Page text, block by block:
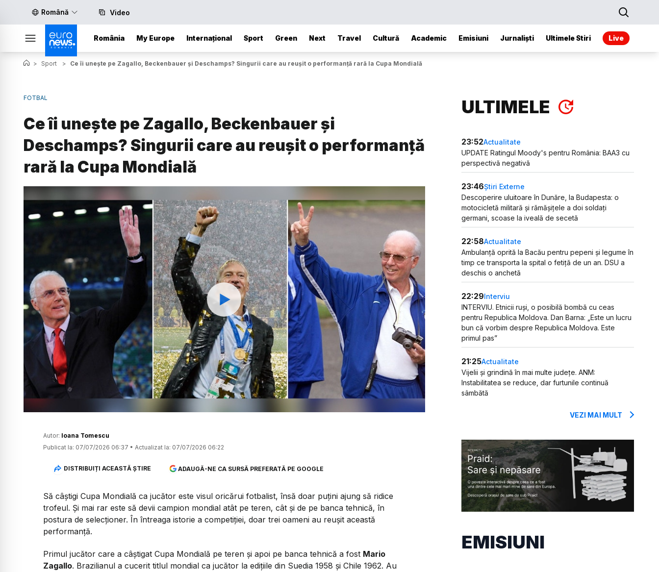
Română Video
România My Europe Internațional Sport Green Next Travel Cultură Academic Emisiuni Jurnaliști Ultimele Stiri Live
> Sport > Ce îi unește pe Zagallo, Beckenbauer și Deschamps? Singurii care au reușit o performanță rară la Cupa Mondială
FOTBAL
Ce îi unește pe Zagallo, Beckenbauer și
Deschamps? Singurii care au reușit o performanță
rară la Cupa Mondială
Watch
Autor: Ioana Tomescu
Publicat la: 07/07/2026 06:37 • Actualizat la: 07/07/2026 06:22
DISTRIBUIȚI ACEASTĂ ȘTIRE ADAUGĂ-NE CA SURSĂ PREFERATĂ PE GOOGLE
Să câștigi Cupa Mondială ca jucător este visul oricărui fotbalist, însă doar puțini ajung să ridice
trofeul. Și mai rar este să devii campion mondial atât pe teren, cât și de pe banca tehnică, în
postura de selecționer. În întreaga istorie a competiției, doar trei oameni au reușit această
performanță.
Primul jucător care a câștigat Cupa Mondială pe teren și apoi pe banca tehnică a fost Mario
Zagallo. Brazilianul a cucerit titlul mondial ca jucător la edițiile din Suedia 1958 și Chile 1962. Au
ULTIMELE
23:52Actualitate
UPDATE Ratingul Moody's pentru România: BAA3 cu
perspectivă negativă
23:46Știri Externe
Descoperire uluitoare în Dunăre, la Budapesta: o
motocicletă militară și rămășițele a doi soldați
germani, scoase la iveală de secetă
22:58Actualitate
Ambulanță oprită la Bacău pentru pepeni și legume în
timp ce transporta la spital o fetiță de un an. DSU a
deschis o anchetă
22:29Interviu
INTERVIU. Etnicii ruși, o posibilă bombă cu ceas
pentru Republica Moldova. Dan Barna: „Este un lucru
bun că vorbim despre Republica Moldova. Este
primul pas”
21:25Actualitate
Vijelii și grindină în mai multe județe. ANM:
Instabilitatea se reduce, dar furtunile continuă
sâmbătă
VEZI MAI MULT
EMISIUNI